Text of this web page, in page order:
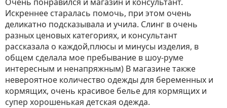
Искреннее старалась помочь, при этом очень
деликатно подсказывала и учила. Слинг в очень
разных ценовых категориях, и консультант
рассказала о каждой,плюсы и минусы изделия, в
общем сделала мое пребывание в шоу-руме
интересным и ненапряжным) В магазине также
невероятное количество одежды для беременных и
кормящих, очень красивое белье для кормящих и
супер хорошенькая детская одежда.